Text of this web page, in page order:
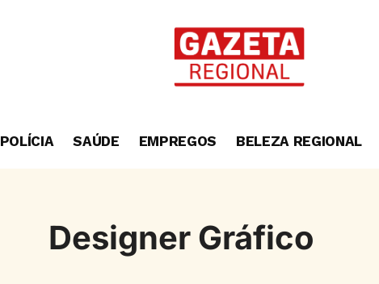
POLÍCIA SAÚDE EMPREGOS BELEZA REGIONAL
Designer Gráfico